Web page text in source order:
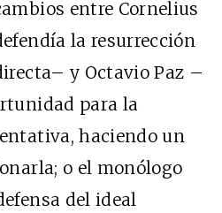
entre Cornelius
la resurrección
y Octavio Paz –
para la
haciendo un
o el monólogo
del ideal